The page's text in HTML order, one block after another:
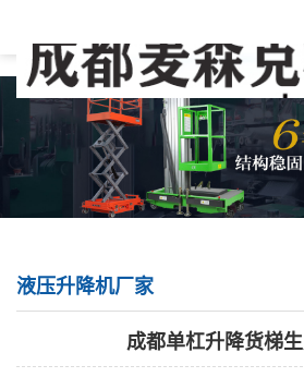
液压升降机厂家
成都单杠升降货梯